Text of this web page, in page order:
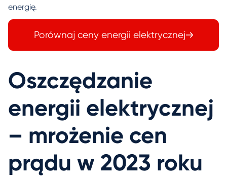
energię.
Porównaj ceny energii elektrycznej
Oszczędzanie
energii elektrycznej
– mrożenie cen
prądu w 2023 roku